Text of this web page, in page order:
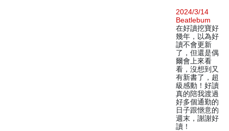
2024/3/14
Beatlebum
在好讀挖寶好
幾年，以為好
讀不會更新
了，但還是偶
爾會上來看
看，沒想到又
有新書了，超
級感動！好讀
真的陪我渡過
好多個通勤的
日子跟愜意的
週末，謝謝好
讀！